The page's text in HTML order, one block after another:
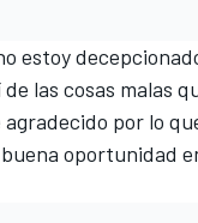
estoy
las cosas malas
por lo
oportunidad